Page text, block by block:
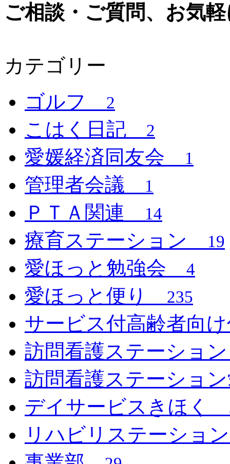
ご相談・ご質問、お気
カテゴリー
ゴルフ
2
こはく日記 2
愛媛経済同友会 1
管理者会議 1
ＰＴＡ関連 14
療育ステーション 19
愛ほっと勉強会 4
愛ほっと便り 235
サービス付高齢者向
訪問看護ステーショ
訪問看護ステーショ
デイサービスきほく
リハビリステーシ